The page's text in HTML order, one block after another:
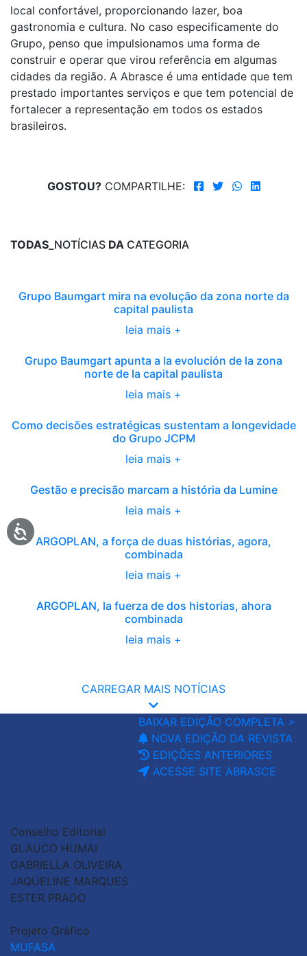
local confortável, proporcionando lazer, boa
gastronomia e cultura. No caso especificamente do
Grupo, penso que impulsionamos uma forma de
construir e operar que virou referência em algumas
cidades da região. A Abrasce é uma entidade que tem
prestado importantes serviços e que tem potencial de
fortalecer a representação em todos os estados
brasileiros.
GOSTOU?COMPARTILHE:
TODAS_ NOTÍCIAS DA CATEGORIA
Grupo Baumgart mira na evolução da zona norte da
capital paulista
leia mais +
Grupo Baumgart apunta a la evolución de la zona
norte de la capital paulista
leia mais +
Como decisões estratégicas sustentam a longevidade
do Grupo JCPM
leia mais +
Gestão e precisão marcam a história da Lumine
leia mais +
ARGOPLAN, a força de duas histórias, agora,
combinada
leia mais +
ARGOPLAN, la fuerza de dos historias, ahora
combinada
leia mais +
CARREGAR MAIS NOTÍCIAS
BAIXAR EDIÇÃO COMPLETA >
NOVA EDIÇÃO DA REVISTA
EDIÇÕES ANTERIORES
ACESSE SITE ABRASCE
Conselho Editorial
GLAUCO HUMAI
GABRIELLA OLIVEIRA
JAQUELINE MARQUES
ESTER PRADO
Projeto Gráfico
MUFASA